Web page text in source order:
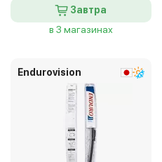
Завтра
в 3 магазинах
Endurovision